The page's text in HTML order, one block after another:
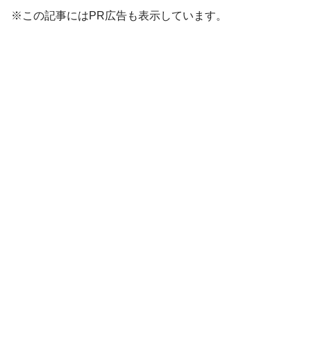
※この記事にはPR広告も表示しています。